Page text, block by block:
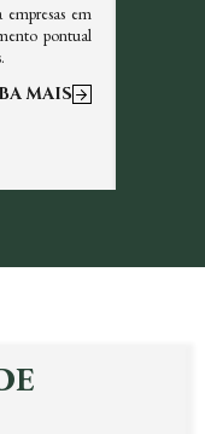
empresas em
pontual
MAIS